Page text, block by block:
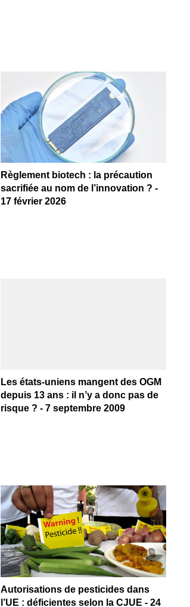
Règlement biotech : la précaution
sacrifiée au nom de l’innovation ? -
17 février 2026
Les états-uniens mangent des OGM
depuis 13 ans : il n’y a donc pas de
risque ? - 7 septembre 2009
Autorisations de pesticides dans
l’UE : déficientes selon la CJUE - 24